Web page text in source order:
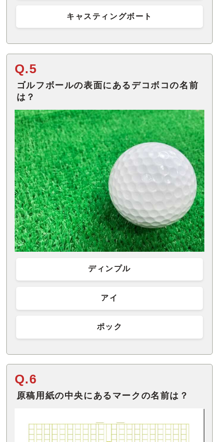
キャスティングボート
Q.5
ゴルフボールの表面にあるデコボコの名前
は？
ディンプル
アイ
ポック
Q.6
原稿用紙の中央にあるマークの名前は？